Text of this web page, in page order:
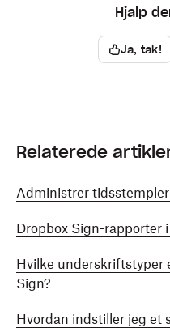
Hjalp
Ja, tak!
Relaterede
Administrer
Dropbox Sign-rapporter
Hvilke underskriftstyper
Sign?
Hvordan indstiller jeg et